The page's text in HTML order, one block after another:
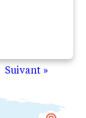
Suivant »